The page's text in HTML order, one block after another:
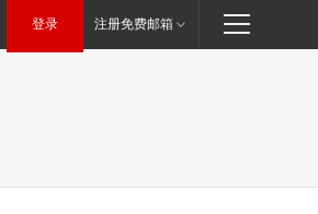
登录 注册免费邮箱